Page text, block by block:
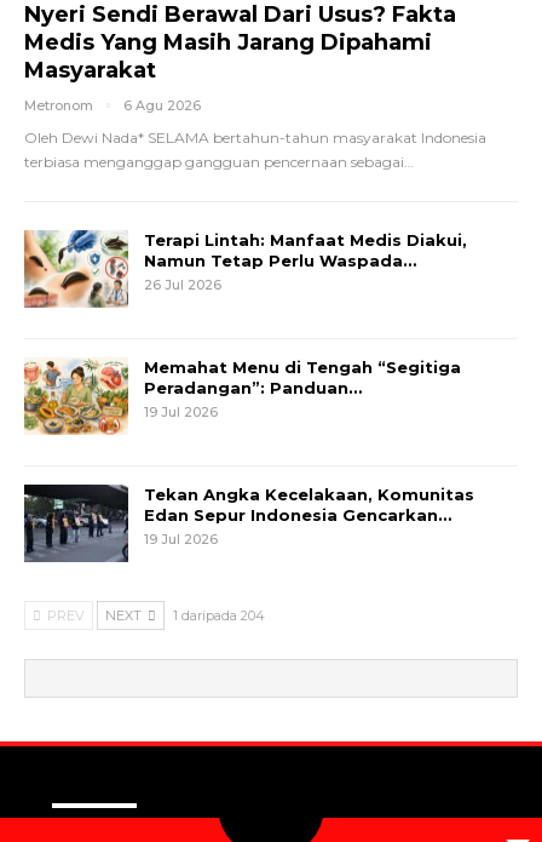
Nyeri Sendi Berawal Dari Usus? Fakta
Medis Yang Masih Jarang Dipahami
Masyarakat
Metronom 6 Agu 2026
Oleh Dewi Nada* SELAMA bertahun-tahun masyarakat Indonesia
terbiasa menganggap gangguan pencernaan sebagai…
Terapi Lintah: Manfaat Medis Diakui,
Namun Tetap Perlu Waspada…
26 Jul 2026
Memahat Menu di Tengah “Segitiga
Peradangan”: Panduan…
19 Jul 2026
Tekan Angka Kecelakaan, Komunitas
Edan Sepur Indonesia Gencarkan…
19 Jul 2026
PREV NEXT 1 daripada 204
© 2026 - Metrum. All Rights Reserved.